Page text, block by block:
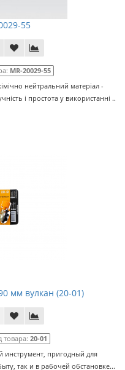
55
MR-20029-55
нейтральний матеріал -
і простота у використанні ..
мм вулкан (20-01)
товара: 20-01
инструмент, пригодный для
так и в рабочей обстановке...